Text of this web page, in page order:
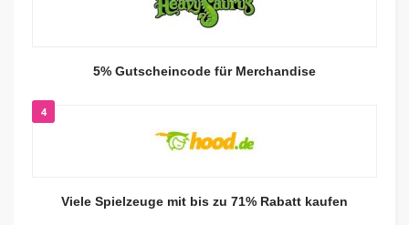
5% Gutscheincode für Merchandise
4
Viele Spielzeuge mit bis zu 71% Rabatt kaufen